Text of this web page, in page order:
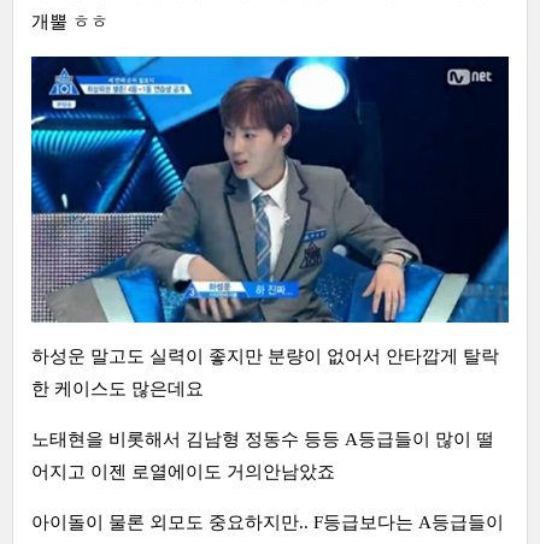
개뿔 ㅎㅎ
하성운 말고도 실력이 좋지만 분량이 없어서 안타깝게 탈락
한 케이스도 많은데요
노태현을 비롯해서 김남형 정동수 등등 A등급들이 많이 떨
어지고 이젠 로열에이도 거의안남았죠
아이돌이 물론 외모도 중요하지만.. F등급보다는 A등급들이